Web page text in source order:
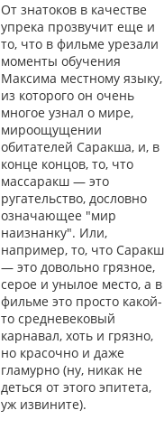
От знатоков в качестве
упрека прозвучит еще и
то, что в фильме урезали
моменты обучения
Максима местному языку,
из которого он очень
многое узнал о мире,
мироощущении
обитателей Саракша, и, в
конце концов, то, что
массаракш — это
ругательство, дословно
означающее "мир
наизнанку". Или,
например, то, что Саракш
— это довольно грязное,
серое и унылое место, а в
фильме это просто какой-
то средневековый
карнавал, хоть и грязно,
но красочно и даже
гламурно (ну, никак не
деться от этого эпитета,
уж извините).